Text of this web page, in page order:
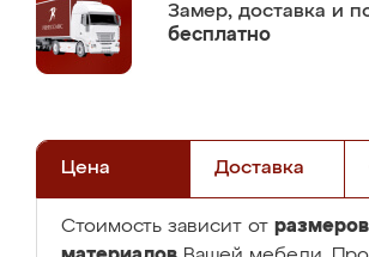
Замер, доставка и
бесплатно
Цена Доставка
Стоимость зависит от